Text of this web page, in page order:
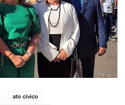
ato cívico